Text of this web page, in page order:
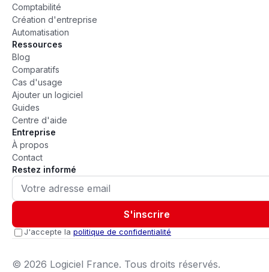
Comptabilité
Création d'entreprise
Automatisation
Ressources
Blog
Comparatifs
Cas d'usage
Ajouter un logiciel
Guides
Centre d'aide
Entreprise
À propos
Contact
Restez informé
S'inscrire
J'accepte la politique de confidentialité
© 2026 Logiciel France. Tous droits réservés.